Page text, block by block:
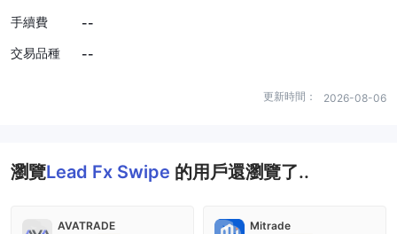
手續費
--
交易品種
--
更新時間： 2026-08-06
瀏覽Lead Fx Swipe 的用戶還瀏覽了..
AVATRADE Mitrade